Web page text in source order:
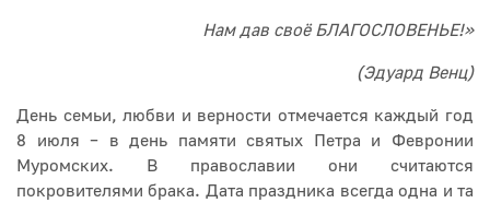
Нам дав своё БЛАГОСЛОВЕНЬЕ!»
(Эдуард Венц)
День семьи, любви и верности отмечается каждый год
8 июля – в день памяти святых Петра и Февронии
Муромских. В православии они считаются
покровителями брака. Дата праздника всегда одна и та